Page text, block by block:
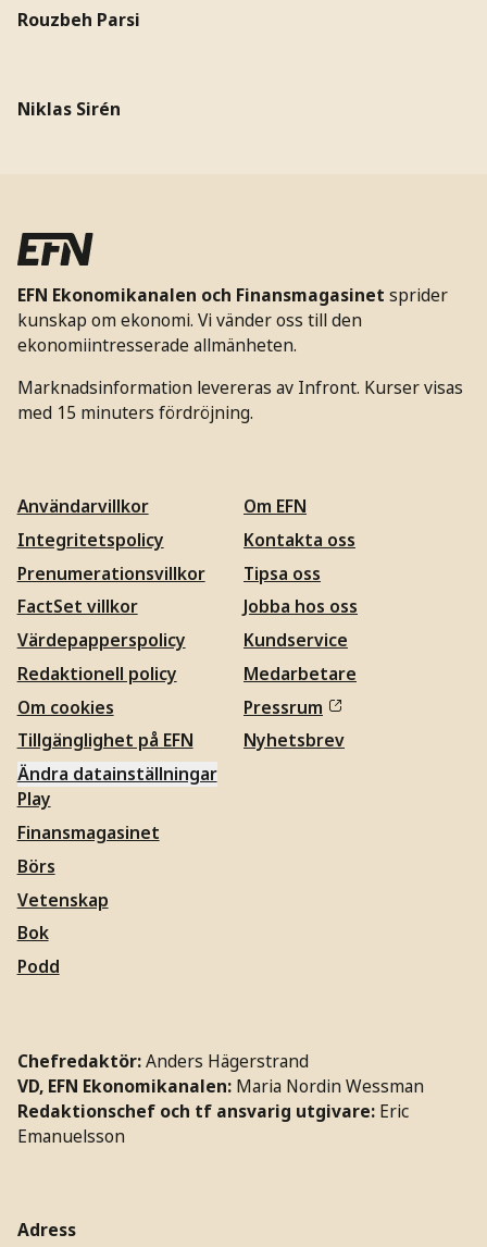
Rouzbeh Parsi
Niklas Sirén
EFN Ekonomikanalen och Finansmagasinet sprider
kunskap om ekonomi. Vi vänder oss till den
ekonomiintresserade allmänheten.
Marknadsinformation levereras av Infront. Kurser visas
med 15 minuters fördröjning.
Användarvillkor
Integritetspolicy
Prenumerationsvillkor
FactSet villkor
Värdepapperspolicy
Redaktionell policy
Om cookies
Tillgänglighet på EFN
Ändra datainställningar
Om EFN
Kontakta oss
Tipsa oss
Jobba hos oss
Kundservice
Medarbetare
Pressrum
Nyhetsbrev
Play
Finansmagasinet
Börs
Vetenskap
Bok
Podd
Chefredaktör:Anders Hägerstrand
VD, EFN Ekonomikanalen: Maria Nordin Wessman
Redaktionschef och tf ansvarig utgivare: Eric
Emanuelsson
Adress